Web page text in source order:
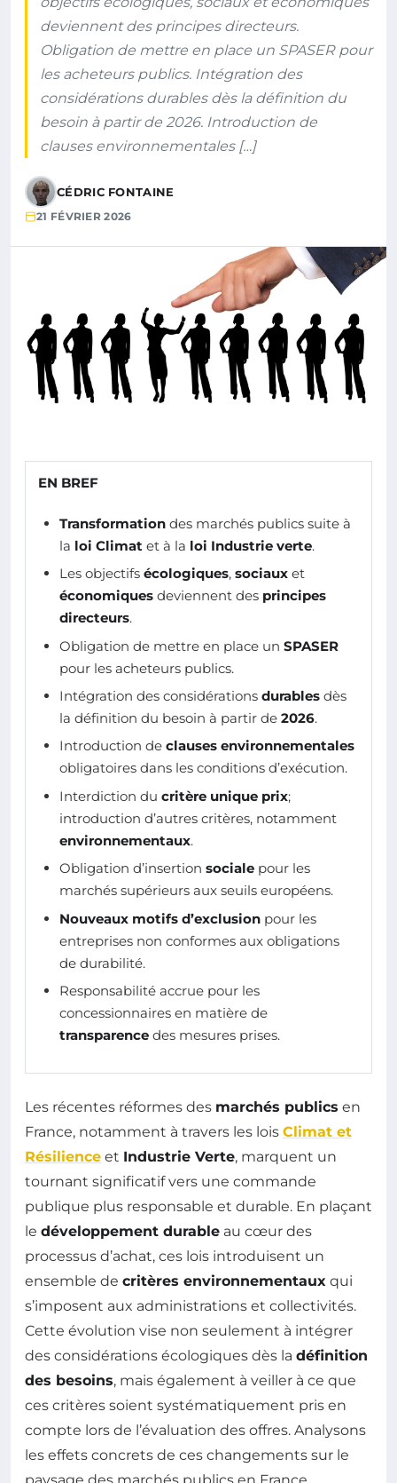
deviennent des principes directeurs.
Obligation de mettre en place un SPASER pour
les acheteurs publics. Intégration des
considérations durables dès la définition du
besoin à partir de 2026. Introduction de
clauses environnementales […]
CÉDRIC FONTAINE
21 FÉVRIER 2026
EN BREF
Transformation des marchés publics suite à
la loi Climat et à la loi Industrie verte.
Les objectifs écologiques, sociaux et
économiques deviennent des principes
directeurs.
Obligation de mettre en place un SPASER
pour les acheteurs publics.
Intégration des considérations durables dès
la définition du besoin à partir de 2026.
Introduction de clauses environnementales
obligatoires dans les conditions d’exécution.
Interdiction du critère unique prix;
introduction d’autres critères, notamment
environnementaux.
Obligation d’insertion sociale pour les
marchés supérieurs aux seuils européens.
Nouveaux motifs d’exclusion pour les
entreprises non conformes aux obligations
de durabilité.
Responsabilité accrue pour les
concessionnaires en matière de
transparence des mesures prises.
Les récentes réformes des marchés publics en
France, notamment à travers les lois Climat et
Résilience et Industrie Verte, marquent un
tournant significatif vers une commande
publique plus responsable et durable. En plaçant
le développement durable au cœur des
processus d’achat, ces lois introduisent un
ensemble de critères environnementaux qui
s’imposent aux administrations et collectivités.
Cette évolution vise non seulement à intégrer
des considérations écologiques dès la définition
des besoins, mais également à veiller à ce que
ces critères soient systématiquement pris en
compte lors de l’évaluation des offres. Analysons
les effets concrets de ces changements sur le